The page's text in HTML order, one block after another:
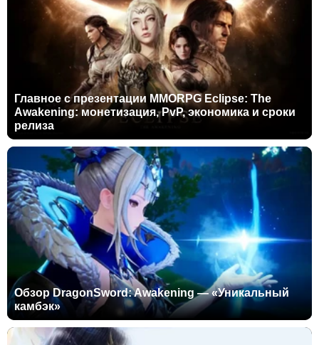
Главное с презентации MMORPG Eclipse: The
Awakening: монетизация, PvP, экономика и сроки
релиза
Обзор DragonSword: Awakening — «Уникальный
камбэк»